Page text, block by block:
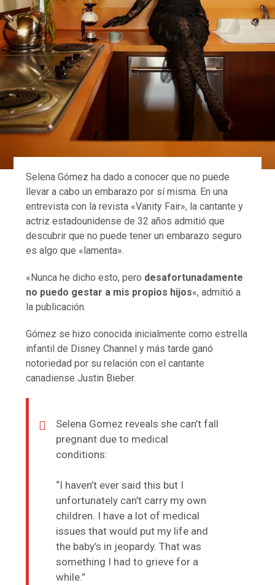
Selena Gómez ha dado a conocer que no puede
llevar a cabo un embarazo por sí misma. En una
entrevista con la revista «Vanity Fair», la cantante y
actriz estadounidense de 32 años admitió que
descubrir que no puede tener un embarazo seguro
es algo que «lamenta».
«Nunca he dicho esto, pero desafortunadamente
no puedo gestar a mis propios hijos«, admitió a
la publicación.
Gómez se hizo conocida inicialmente como estrella
infantil de Disney Channel y más tarde ganó
notoriedad por su relación con el cantante
canadiense Justin Bieber.
Selena Gomez reveals she can’t fall
pregnant due to medical
conditions:
“I haven’t ever said this but I
unfortunately can’t carry my own
children. I have a lot of medical
issues that would put my life and
the baby’s in jeopardy. That was
something I had to grieve for a
while.”